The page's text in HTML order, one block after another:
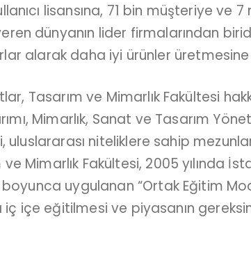
lisansına, 71 bin müşteriye ve 7
dünyanın lider firmalarından
alarak daha iyi ürünler
Tasarım ve Mimarlık Fakültesi
Mimarlık, Sanat ve Tasarım
niteliklere sahip
Mimarlık Fakültesi, 2005 yılında
uygulanan “Ortak Eğitim
içe eğitilmesi ve piyasanın